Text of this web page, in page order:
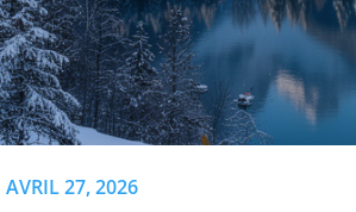
AVRIL 27, 2026